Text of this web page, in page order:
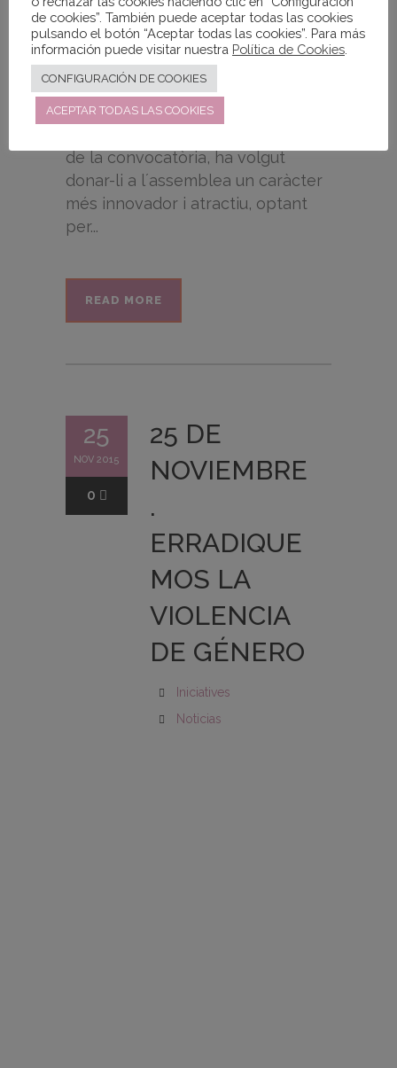
de la convocatòria, ha volgut
donar-li a l´assemblea un caràcter
més innovador i atractiu, optant
per...
READ MORE
25
NOV 2015
0
25 DE
NOVIEMBRE
.
ERRADIQUE
MOS LA
VIOLENCIA
DE GÉNERO
Iniciatives
Noticias
de cookies”. También puede aceptar todas las cookies
pulsando el botón “Aceptar todas las cookies”. Para más
información puede visitar nuestra Política de Cookies
CONFIGURACIÓN DE COOKIES
ACEPTAR TODAS LAS COOKIES